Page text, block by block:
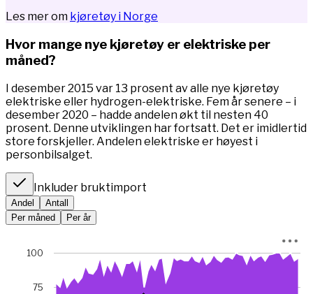
Les mer om kjøretøy i Norge
Hvor mange nye kjøretøy er elektriske per
måned?
I desember 2015 var 13 prosent av alle nye kjøretøy
elektriske eller hydrogen-elektriske. Fem år senere – i
desember 2020 – hadde andelen økt til nesten 40
prosent. Denne utviklingen har fortsatt. Det er imidlertid
store forskjeller. Andelen elektriske er høyest i
personbilsalget.
Inkluder bruktimport
Andel
Antall
Per måned
Per år
Chart with 67 data points.
*I januar 2023 var bilsalget rekordlavt (5845 mot 49
75
100